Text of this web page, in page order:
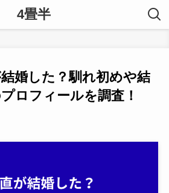
4畳半
婚した？馴れ初めや結
ロフィールを調査！